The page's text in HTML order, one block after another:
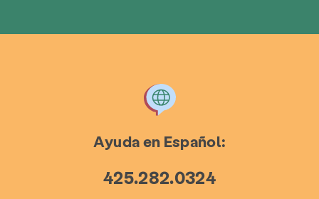
Ayuda en Español:
425.282.0324